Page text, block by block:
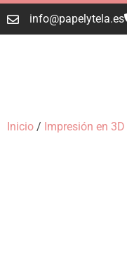
info@papelytela.es
Inicio / Impresión en 3D